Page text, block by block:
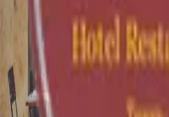
Tips in de buurt
Geachte gast,
Hier vindt u leuke